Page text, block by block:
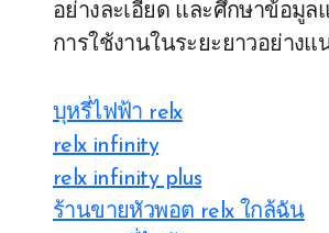
อย่างละเอียด และศึกษาข้อมู
การใช้งานในระยะยาวอย่าง
บุหรี่ไฟฟ้า relx
relx infinity
relx infinity plus
ร้านขายหัวพอต relx ใกล้ฉัน